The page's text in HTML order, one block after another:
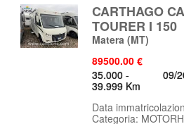
CARTHAGO
TOURER I 150
Matera (MT)
89500.00 €
35.000 -
39.999 Km
09/
Data
Categoria: